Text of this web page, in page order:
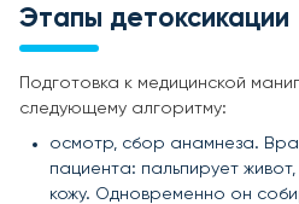
Этапы детоксикации
Подготовка к медицинской
следующему алгоритму:
осмотр, сбор анамнеза.
пациента: пальпирует
кожу. Одновременно он